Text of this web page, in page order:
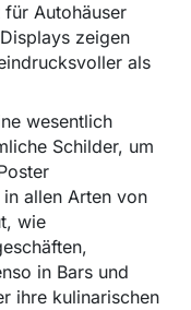
Autohäuser
zeigen
als
wesentlich
Schilder, um
allen Arten von
wie
in Bars und
ihre kulinarischen